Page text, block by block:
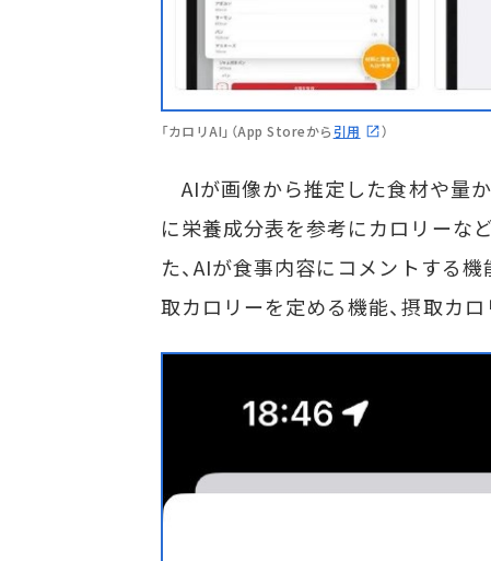
「カロリAI」（App Storeから 引用 ）
AIが画像から推定した食材や量
に栄養成分表を参考にカロリーな
た、AIが食事内容にコメントする
取カロリーを定める機能、摂取カ